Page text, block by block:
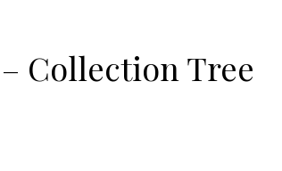
Collection Tree